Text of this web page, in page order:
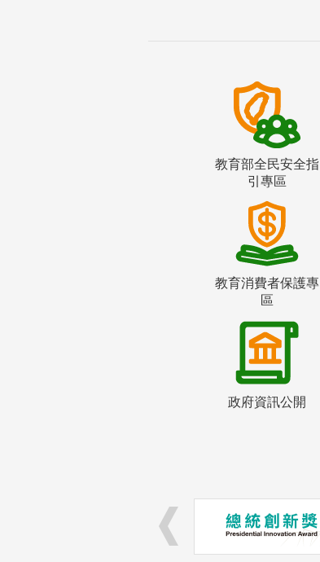
教育部全民安全指
引專區
教育消費者保護專
區
政府資訊公開